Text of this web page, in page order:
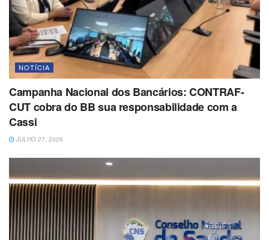
NOTÍCIA
Campanha Nacional dos Bancários: CONTRAF-
CUT cobra do BB sua responsabilidade com a
Cassi
JULHO 27, 2026